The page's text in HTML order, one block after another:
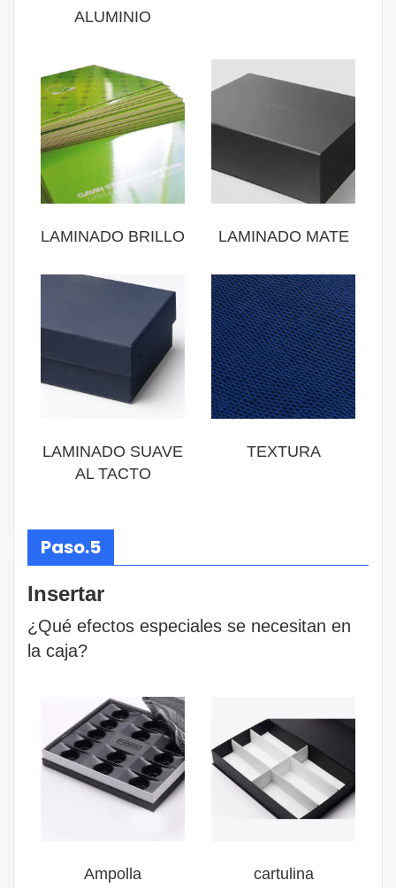
ALUMINIO
LAMINADO BRILLO LAMINADO MATE
LAMINADO SUAVE
AL TACTO
TEXTURA
Paso.5
Insertar
¿Qué efectos especiales se necesitan en
la caja?
Ampolla cartulina